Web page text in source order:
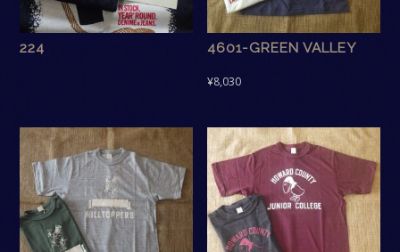
224 4601-GREEN VALLEY
¥8,030